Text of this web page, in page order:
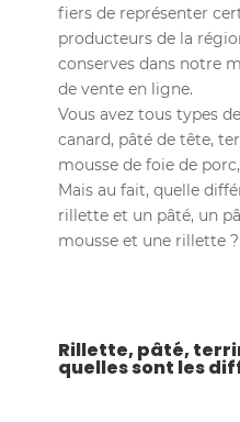
fiers de représenter
producteurs de la
conserves dans notre
de vente en ligne.
Vous avez tous types
canard, pâté de tête,
mousse de foie de
Mais au fait, quelle
rillette et un pâté, un
mousse et une rillette ?
Rillette, pâté,
quelles sont les